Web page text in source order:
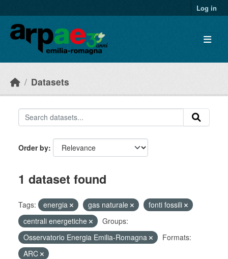
Log in
Datasets
Order by
1 dataset found
Tags: energia gas naturale
fonti fossili
centrali energetiche
Groups:
Osservatorio Energia Emilia-Romagna
Formats:
ARC